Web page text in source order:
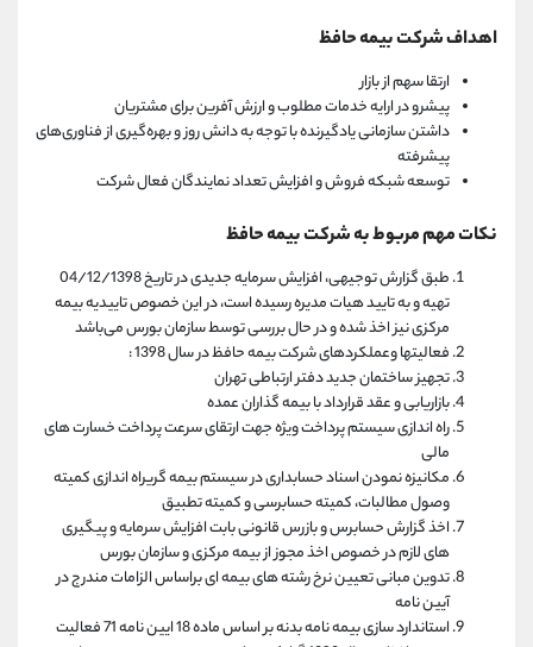
اهداف شرکت بیمه حافظ
ارتقا سهم از بازار
پیشرو در ارایه خدمات مطلوب و ارزش آفرین برای مشتریان
داشتن سازمانی یادگیرنده با توجه به دانش روز و بهره‌گیری از فناوری‌های
پیشرفته
توسعه شبکه فروش و افزایش تعداد نمایندگان فعال شرکت
نکات مهم مربوط به شرکت بیمه حافظ
طبق گزارش توجیهی، افزایش سرمایه جدیدی در تاریخ 04/12/1398
تهیه و به تایید هیات مدیره رسیده است، در این خصوص تاییدیه بیمه
مرکزی نیز اخذ شده و در حال بررسی توسط سازمان بورس می‌باشد
فعالیتها وعملکردهای شرکت بیمه حافظ در سال 1398 :
تجهیز ساختمان جدید دفتر ارتباطی تهران
بازاریابی و عقد قرارداد با بیمه گذاران عمده
راه اندازی سیستم پرداخت ویژه جهت ارتقای سرعت پرداخت خسارت های
مالی
مکانیزه نمودن اسناد حسابداری در سیستم بیمه گریراه اندازی کمیته
وصول مطالبات، کمیته حسابرسی و کمیته تطبیق
اخذ گزارش حسابرس و بازرس قانونی بابت افزایش سرمایه و پیگیری
های لازم در خصوص اخذ مجوز از بیمه مرکزی و سازمان بورس
تدوین مبانی تعیین نرخ رشته های بیمه ای براساس الزامات مندرج در
آیین نامه
استاندارد سازی بیمه نامه بدنه بر اساس ماده 18 ایین نامه 71 فعالیت